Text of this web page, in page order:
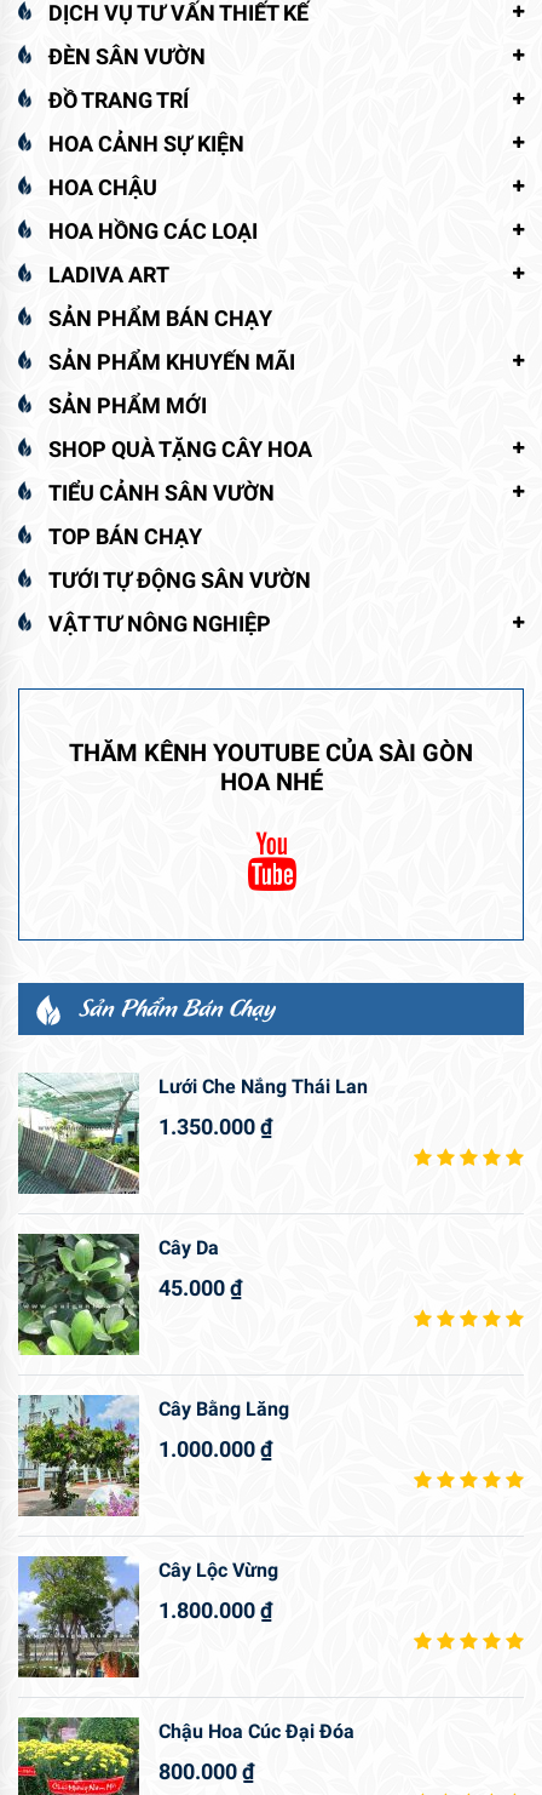
DỊCH VỤ TƯ VẤN THIẾT KẾ
ĐÈN SÂN VƯỜN
ĐỒ TRANG TRÍ
HOA CẢNH SỰ KIỆN
HOA CHẬU
HOA HỒNG CÁC LOẠI
LADIVA ART
SẢN PHẨM BÁN CHẠY
SẢN PHẨM KHUYẾN MÃI
SẢN PHẨM MỚI
SHOP QUÀ TẶNG CÂY HOA
TIỂU CẢNH SÂN VƯỜN
TOP BÁN CHẠY
TƯỚI TỰ ĐỘNG SÂN VƯỜN
VẬT TƯ NÔNG NGHIỆP
THĂM KÊNH YOUTUBE CỦA SÀI GÒN
HOA NHÉ
Sản Phẩm Bán Chạy
Lưới Che Nắng Thái Lan
1.350.000₫
Cây Da
45.000₫
Cây Bằng Lăng
1.000.000₫
Cây Lộc Vừng
1.800.000₫
Chậu Hoa Cúc Đại Đóa
800.000₫